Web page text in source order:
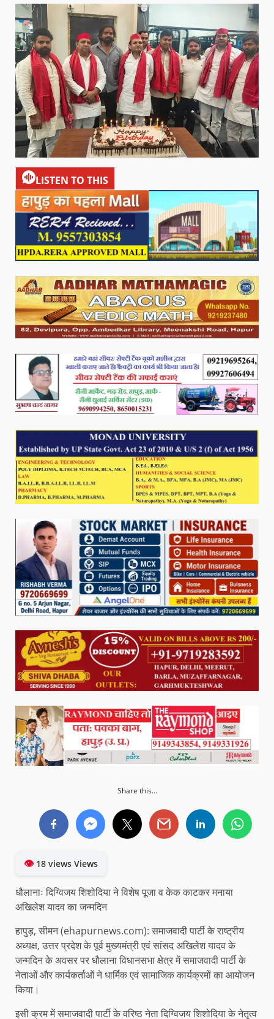
LISTEN TO THIS
Share this...
👁18 views Views
धौलानाः दिग्विजय शिशोदिया ने विशेष पूजा व केक काटकर मनाया
अखिलेश यादव का जन्मदिन
हापुड़, सीमन (ehapurnews.com): समाजवादी पार्टी के राष्ट्रीय
अध्यक्ष, उत्तर प्रदेश के पूर्व मुख्यमंत्री एवं सांसद अखिलेश यादव के
जन्मदिन के अवसर पर धौलाना विधानसभा क्षेत्र में समाजवादी पार्टी के
नेताओं और कार्यकर्ताओं ने धार्मिक एवं सामाजिक कार्यक्रमों का आयोजन
किया।
इसी क्रम में समाजवादी पार्टी के वरिष्ठ नेता दिग्विजय शिशोदिया के नेतृत्व